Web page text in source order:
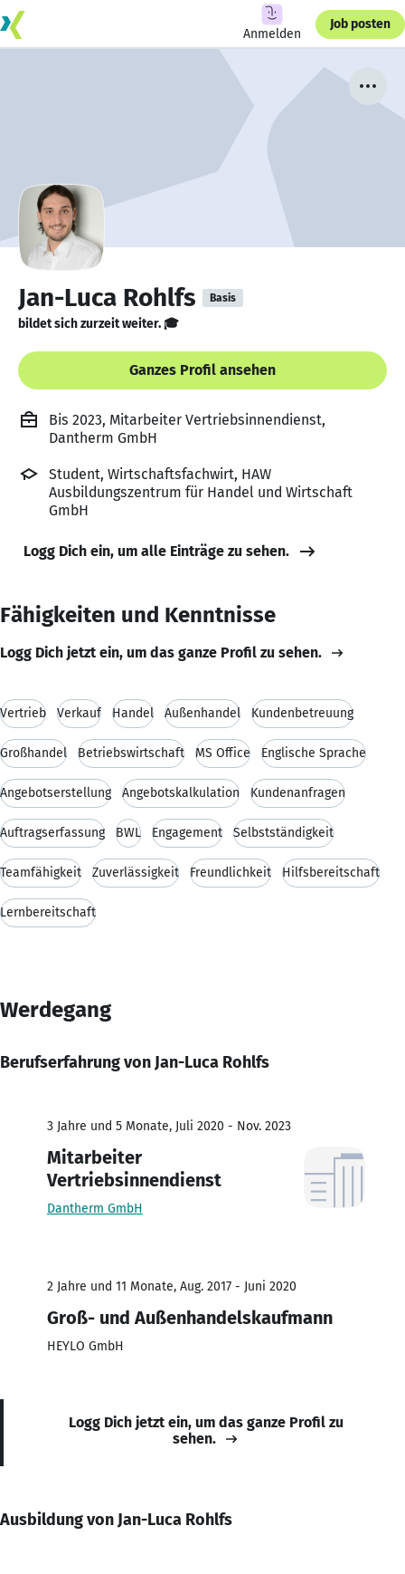
Anmelden
Job posten
Jan-Luca Rohlfs Basis
bildet sich zurzeit weiter. 🎓
Ganzes Profil ansehen
Bis 2023, Mitarbeiter Vertriebsinnendienst,
Dantherm GmbH
Student, Wirtschaftsfachwirt, HAW
Ausbildungszentrum für Handel und Wirtschaft
GmbH
Logg Dich ein, um alle Einträge zu sehen.
Fähigkeiten und Kenntnisse
Logg Dich jetzt ein, um das ganze Profil zu sehen.
Vertrieb Verkauf Handel Außenhandel Kundenbetreuung
Großhandel Betriebswirtschaft MS Office Englische Sprache
Angebotserstellung Angebotskalkulation Kundenanfragen
Auftragserfassung BWL Engagement Selbstständigkeit
Teamfähigkeit Zuverlässigkeit Freundlichkeit Hilfsbereitschaft
Lernbereitschaft
Werdegang
Berufserfahrung von Jan-Luca Rohlfs
3 Jahre und 5 Monate, Juli 2020 - Nov. 2023
Mitarbeiter
Vertriebsinnendienst
Dantherm GmbH
2 Jahre und 11 Monate, Aug. 2017 - Juni 2020
Groß- und Außenhandelskaufmann
HEYLO GmbH
Logg Dich jetzt ein, um das ganze Profil zu
sehen.
Ausbildung von Jan-Luca Rohlfs